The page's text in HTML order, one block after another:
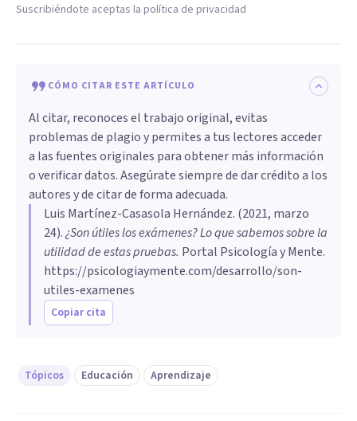
Suscribiéndote aceptas la política de privacidad
CÓMO CITAR ESTE ARTÍCULO
Al citar, reconoces el trabajo original, evitas
problemas de plagio y permites a tus lectores acceder
a las fuentes originales para obtener más información
o verificar datos. Asegúrate siempre de dar crédito a los
autores y de citar de forma adecuada.
Luis Martínez-Casasola Hernández. (2021, marzo
24).¿Son útiles los exámenes? Lo que sabemos sobre la
utilidad de estas pruebas. Portal Psicología y Mente.
https://psicologiaymente.com/desarrollo/son-
utiles-examenes
Copiar cita
Tópicos Educación Aprendizaje